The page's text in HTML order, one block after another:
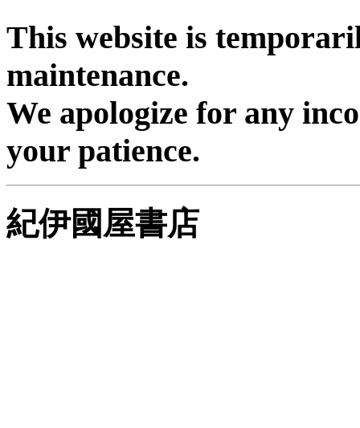
This website is
maintenance.
We apologize for any
your patience.
紀伊國屋書店